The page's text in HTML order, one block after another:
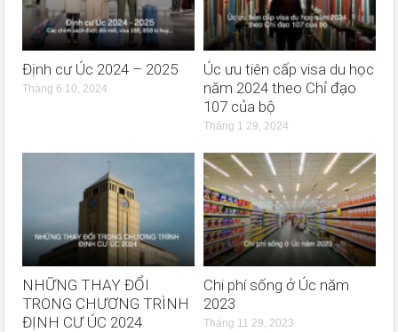
Định cư Úc 2024 – 2025
Tháng 6 10, 2024
Úc ưu tiên cấp visa du học
năm 2024 theo Chỉ đạo
107 của bộ
Tháng 1 29, 2024
NHỮNG THAY ĐỔI
TRONG CHƯƠNG TRÌNH
ĐỊNH CƯ ÚC 2024
Chi phí sống ở Úc năm
2023
Tháng 11 29, 2023